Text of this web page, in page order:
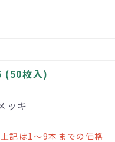
(50枚入)
ッキ
記は1～9本までの価格